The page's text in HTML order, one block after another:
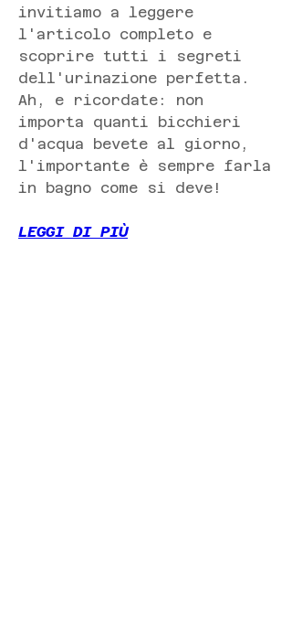
invitiamo a leggere
l'articolo completo e
scoprire tutti i segreti
dell'urinazione perfetta.
Ah, e ricordate: non
importa quanti bicchieri
d'acqua bevete al giorno,
l'importante è sempre farla
in bagno come si deve!
LEGGI DI PIÙ